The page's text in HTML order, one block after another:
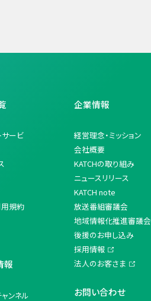
サービ
規約
報
ンネル
企業情報
経営理念・ミッション
会社概要
KATCHの取り組み
ニュースリリース
KATCH note
放送番組審議会
地域情報化推進審議会
後援のお申し込み
採用情報
法人のお客さま
お問い合わせ